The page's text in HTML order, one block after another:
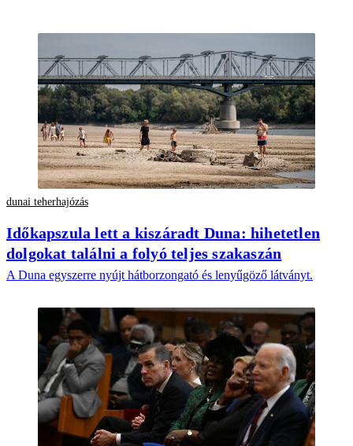
dunai teherhajózás
Időkapszula lett a kiszáradt Duna: hihetetlen
dolgokat találni a folyó teljes szakaszán
A Duna egyszerre nyújt hátborzongató és lenyűgöző látványt.